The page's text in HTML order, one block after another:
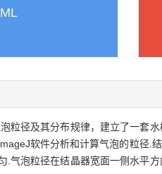
粒径及其分布规律，建立了一套
软件分析和计算气泡的粒径.
.气泡粒径在结晶器宽面一侧水平